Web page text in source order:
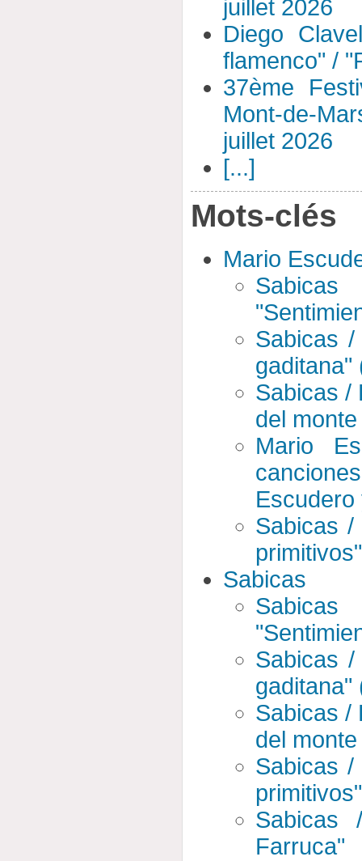
juillet 2026
Diego
flamenco" /
37ème
Mont-de-
juillet 2026
[...]
Mots-clés
Mario
Sabicas
gaditana"
Sabicas /
del
Mario
Sabicas /
Sabicas
Sabicas
gaditana"
Sabicas /
del
Sabicas /
Sabicas
Farruca"